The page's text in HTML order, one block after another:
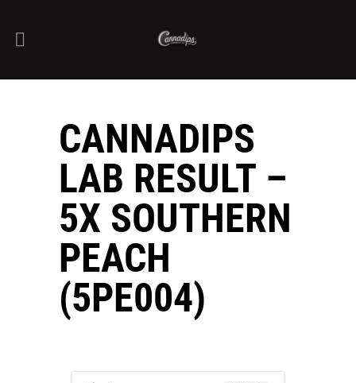
CANNADIPS
LAB RESULT –
5X SOUTHERN
PEACH
(5PE004)